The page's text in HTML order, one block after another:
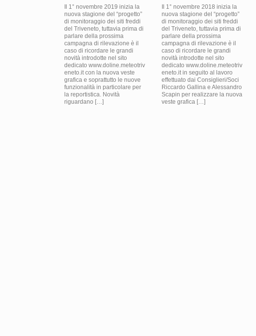
Il 1° novembre 2019 inizia la
nuova stagione del “progetto”
di monitoraggio dei siti freddi
del Triveneto, tuttavia prima di
parlare della prossima
campagna di rilevazione è il
caso di ricordare le grandi
novità introdotte nel sito
dedicato www.doline.meteotriv
eneto.it con la nuova veste
grafica e soprattutto le nuove
funzionalità in particolare per
la reportistica. Novità
riguardano […]
Il 1° novembre 2018 inizia la
nuova stagione del “progetto”
di monitoraggio dei siti freddi
del Triveneto, tuttavia prima di
parlare della prossima
campagna di rilevazione è il
caso di ricordare le grandi
novità introdotte nel sito
dedicato www.doline.meteotriv
eneto.it in seguito al lavoro
effettuato dai Consiglieri/Soci
Riccardo Gallina e Alessandro
Scapin per realizzare la nuova
veste grafica […]